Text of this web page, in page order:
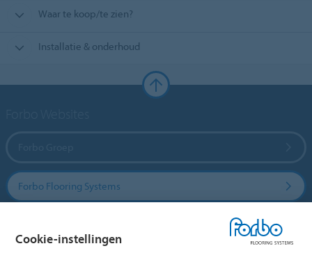
Waar te koop/te zien?
Installatie & onderhoud
Forbo Flooring Systems
Cookie-instellingen